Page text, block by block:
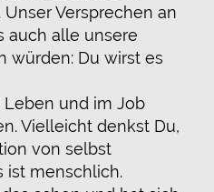
Versprechen an
auch alle unsere
würden: Du wirst es
und im Job
Vielleicht denkst Du,
von selbst
ist menschlich.